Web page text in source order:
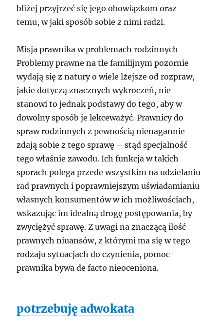
bliżej przyjrzeć się jego obowiązkom oraz
temu, w jaki sposób sobie z nimi radzi.
Misja prawnika w problemach rodzinnych
Problemy prawne na tle familijnym pozornie
wydają się z natury o wiele lżejsze od rozpraw,
jakie dotyczą znacznych wykroczeń, nie
stanowi to jednak podstawy do tego, aby w
dowolny sposób je lekceważyć. Prawnicy do
spraw rodzinnych z pewnością nienagannie
zdają sobie z tego sprawę – stąd specjalność
tego właśnie zawodu. Ich funkcja w takich
sporach polega przede wszystkim na udzielaniu
rad prawnych i poprawniejszym uświadamianiu
własnych konsumentów w ich możliwościach,
wskazując im idealną drogę postępowania, by
zwyciężyć sprawę. Z uwagi na znaczącą ilość
prawnych niuansów, z którymi ma się w tego
rodzaju sytuacjach do czynienia, pomoc
prawnika bywa de facto nieoceniona.
potrzebuję adwokata